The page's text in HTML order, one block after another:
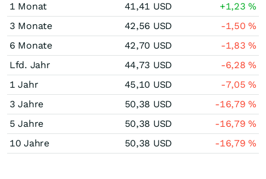
1 Monat
41,41 USD +1,23%
3 Monate
42,56 USD -1,50%
6 Monate
42,70 USD -1,83%
Lfd. Jahr
44,73 USD -6,28%
1 Jahr
45,10 USD -7,05%
3 Jahre
50,38 USD -16,79%
5 Jahre
50,38 USD -16,79%
10 Jahre
50,38 USD -16,79%